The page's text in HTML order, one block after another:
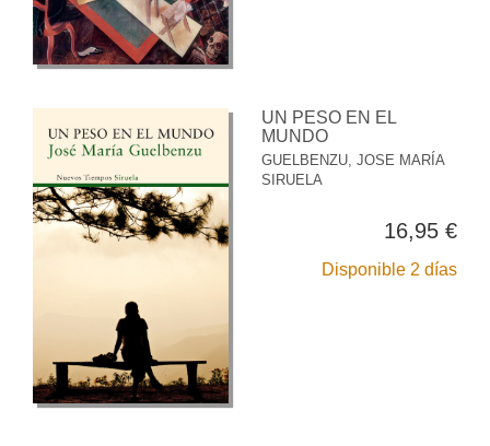
UN PESO EN EL
MUNDO
GUELBENZU, JOSE MARÍA
SIRUELA
16,95 €
Disponible 2 días